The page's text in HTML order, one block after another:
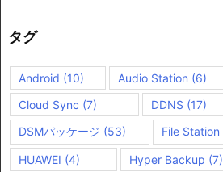
タグ
Android (10) Audio Station (6)
Cloud Sync (7) DDNS (17)
DSMパッケージ (53) File Station
HUAWEI (4) Hyper Backup (7)